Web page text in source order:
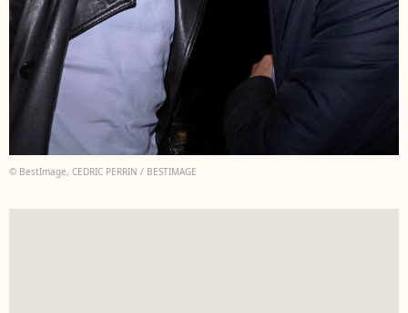
© BestImage, CEDRIC PERRIN / BESTIMAGE